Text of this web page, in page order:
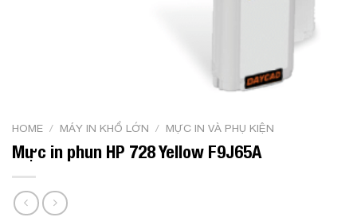
HOME / MÁY IN KHỔ LỚN / MỰC IN VÀ PHỤ KIỆN
Mực in phun HP 728 Yellow F9J65A